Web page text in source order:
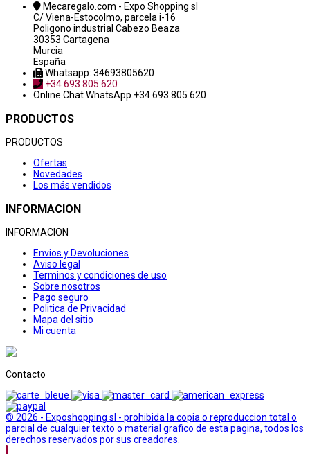
Mecaregalo.com - Expo Shopping sl
C/ Viena-Estocolmo, parcela i-16
Poligono industrial Cabezo Beaza
30353 Cartagena
Murcia
España
Whatsapp: 34693805620
+34 693 805 620
Online ChatWhatsApp +34 693 805 620
PRODUCTOS
PRODUCTOS
Ofertas
Novedades
Los más vendidos
INFORMACION
INFORMACION
Envios y Devoluciones
Aviso legal
Terminos y condiciones de uso
Sobre nosotros
Pago seguro
Politica de Privacidad
Mapa del sitio
Mi cuenta
Contacto
© 2026 - Exposhopping sl - prohibida la copia o reproduccion total o
parcial de cualquier texto o material grafico de esta pagina, todos los
derechos reservados por sus creadores.